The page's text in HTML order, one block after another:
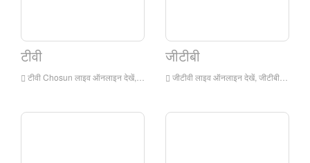
टीवी
टीवी Chosun लाइव ऑनलाइन देखें, टीवी chosun एचडी लाइव स्ट्रीमिंग, कोरिया से टीवी Chosun वॉच लाइव टीवी
जीटीबी
जीटीवी लाइव ऑनलाइन देखें, जीटीबी एचडी लाइव स्ट्रीमिंग, कोरिया से जीटीबी वॉच लाइव टीवी